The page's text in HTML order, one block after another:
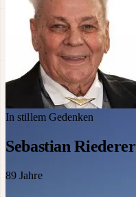
In stillem Gedenken
Sebastian Riederer
89 Jahre